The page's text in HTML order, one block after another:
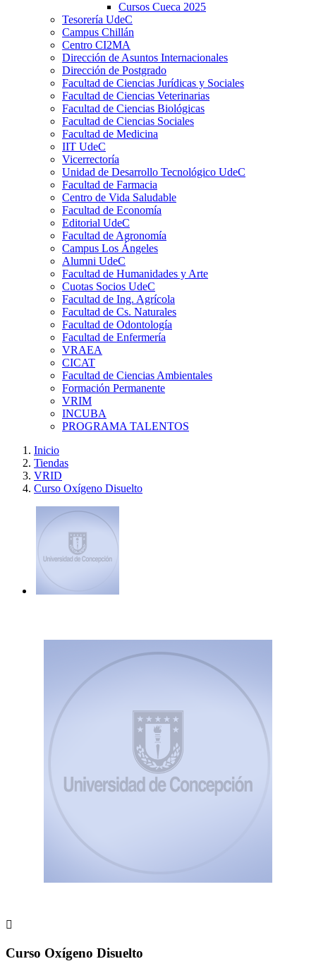
Cursos Cueca 2025
Tesorería UdeC
Campus Chillán
Centro CI2MA
Dirección de Asuntos Internacionales
Dirección de Postgrado
Facultad de Ciencias Jurídicas y Sociales
Facultad de Ciencias Veterinarias
Facultad de Ciencias Biológicas
Facultad de Ciencias Sociales
Facultad de Medicina
IIT UdeC
Vicerrectoría
Unidad de Desarrollo Tecnológico UdeC
Facultad de Farmacia
Centro de Vida Saludable
Facultad de Economía
Editorial UdeC
Facultad de Agronomía
Campus Los Ángeles
Alumni UdeC
Facultad de Humanidades y Arte
Cuotas Socios UdeC
Facultad de Ing. Agrícola
Facultad de Cs. Naturales
Facultad de Odontología
Facultad de Enfermería
VRAEA
CICAT
Facultad de Ciencias Ambientales
Formación Permanente
VRIM
INCUBA
PROGRAMA TALENTOS
Inicio
Tiendas
VRID
Curso Oxígeno Disuelto

Curso Oxígeno Disuelto